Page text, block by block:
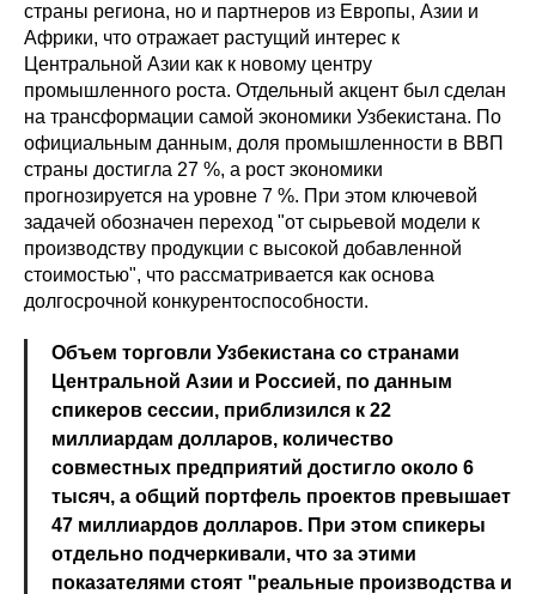
страны региона, но и партнеров из Европы, Азии и
Африки, что отражает растущий интерес к
Центральной Азии как к новому центру
промышленного роста. Отдельный акцент был сделан
на трансформации самой экономики Узбекистана. По
официальным данным, доля промышленности в ВВП
страны достигла 27 %, а рост экономики
прогнозируется на уровне 7 %. При этом ключевой
задачей обозначен переход "от сырьевой модели к
производству продукции с высокой добавленной
стоимостью", что рассматривается как основа
долгосрочной конкурентоспособности.
Объем торговли Узбекистана со странами
Центральной Азии и Россией, по данным
спикеров сессии, приблизился к 22
миллиардам долларов, количество
совместных предприятий достигло около 6
тысяч, а общий портфель проектов превышает
47 миллиардов долларов. При этом спикеры
отдельно подчеркивали, что за этими
показателями стоят "реальные производства и